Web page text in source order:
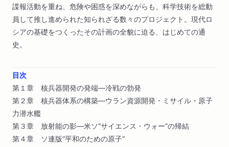
諜報活動を重ね、危険や困惑を深めながらも、科学技術を総動
員して推し進められた知られざる数々のプロジェクト。現代ロ
シアの基礎をつくったその計画の全貌に迫る、はじめての通
史。
目次
第１章 核兵器開発の発端―冷戦の勃発
第２章 核兵器体系の構築―ウラン資源開発・ミサイル・原子
力潜水艦
第３章 放射能の影―米ソ“サイエンス・ウォー”の帰結
第４章 ソ連版“平和のための原子”